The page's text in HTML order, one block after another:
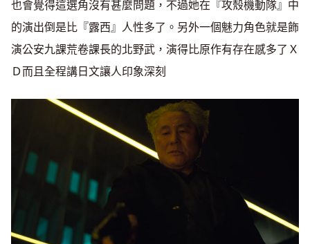
也會覺得這選角沒有甚麼問題，不過她在『攻殼機動隊』中
的演出倒是比『露西』人性多了。另外一個魅力角色就是飾
演公安九課荒卷課長的北野武，演得比原作有存在感多了Ｘ
Ｄ而且全程講日文讓人印象深刻